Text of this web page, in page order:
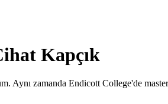
Kapçık
Aynı zamanda Endicott College'de